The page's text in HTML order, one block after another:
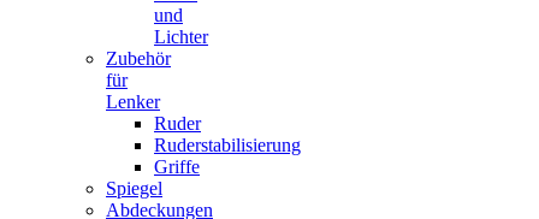
und
Lichter
Zubehör
für
Lenker
Ruder
Ruderstabilisierung
Griffe
Spiegel
Abdeckungen